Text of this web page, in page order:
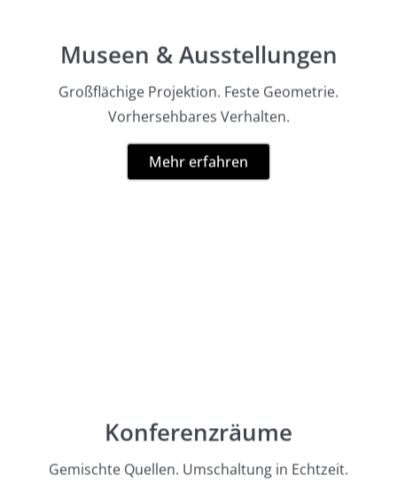
Museen & Ausstellungen
Großflächige Projektion. Feste Geometrie.
Vorhersehbares Verhalten.
Mehr erfahren
Konferenzräume
Gemischte Quellen. Umschaltung in Echtzeit.